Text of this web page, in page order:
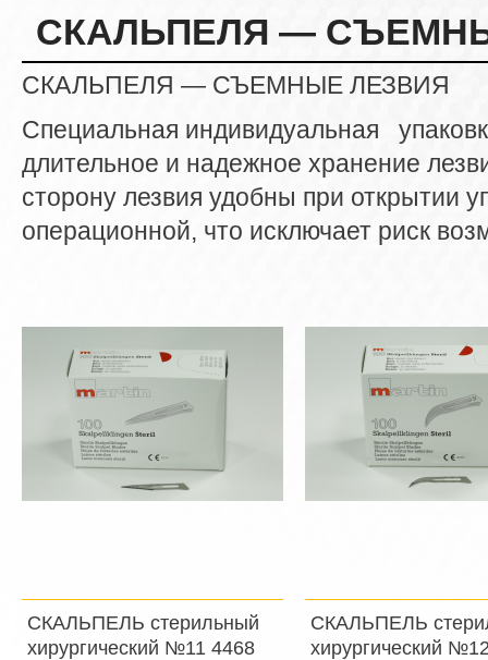
СКАЛЬПЕЛЯ —
СКАЛЬПЕЛЯ — СЪЕМНЫЕ ЛЕЗВИЯ
Специальная индивидуальная
длительное и надежное хранение
сторону лезвия удобны при открытии
операционной, что исключает риск
СКАЛЬПЕЛЬ стерильный
хирургический №11 4468
СКАЛЬПЕЛЬ
хирургический